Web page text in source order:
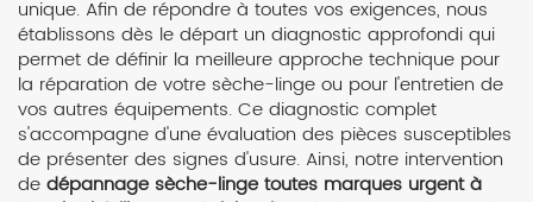
unique. Afin de répondre à toutes vos exigences, nous
établissons dès le départ un diagnostic approfondi qui
permet de définir la meilleure approche technique pour
la réparation de votre sèche-linge ou pour l'entretien de
vos autres équipements. Ce diagnostic complet
s'accompagne d'une évaluation des pièces susceptibles
de présenter des signes d'usure. Ainsi, notre intervention
de dépannage sèche-linge toutes marques urgent à